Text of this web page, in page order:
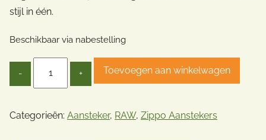
stijl in één.
Beschikbaar via nabestelling
Quantity Toevoegen aan winkelwagen
Categorieën: Aansteker, RAW, Zippo Aanstekers